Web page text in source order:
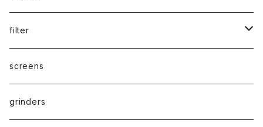
parts
drypipe
one hitter
hand pipe
1 1/4size
1.0size
kingsize
filter
paper filter
Active carbon filter(活性炭フィルター）
screens
grinders